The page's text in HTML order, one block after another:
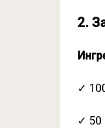
2.
✓
✓ 50